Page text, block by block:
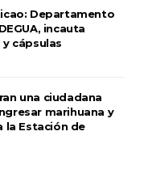
Departamento
incauta
cápsulas
una ciudadana
marihuana y
la Estación de